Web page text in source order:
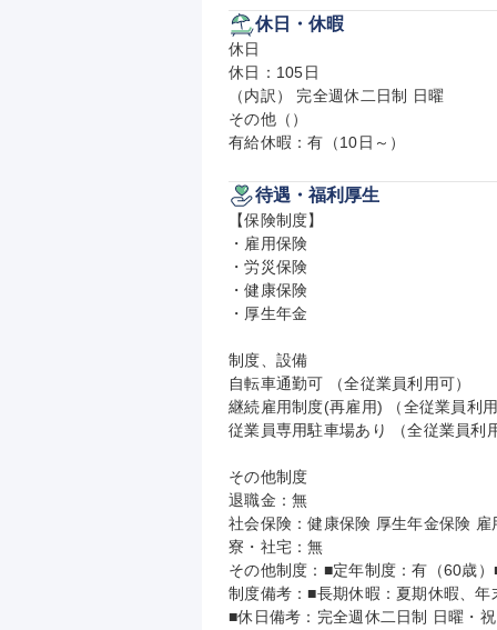
休日・休暇
休日
休日：105日
（内訳） 完全週休二日制 日曜
その他（）
有給休暇：有（10日～）
待遇・福利厚生
【保険制度】
・雇用保険
・労災保険
・健康保険
・厚生年金
制度、設備
自転車通勤可 （全従業員利用可）
継続雇用制度(再雇用) （全従業員利
従業員専用駐車場あり （全従業員利
その他制度
退職金：無
社会保険：健康保険 厚生年金保険 雇
寮・社宅：無
その他制度：■定年制度：有（60歳
制度備考：■長期休暇：夏期休暇、
■休日備考：完全週休二日制 日曜・